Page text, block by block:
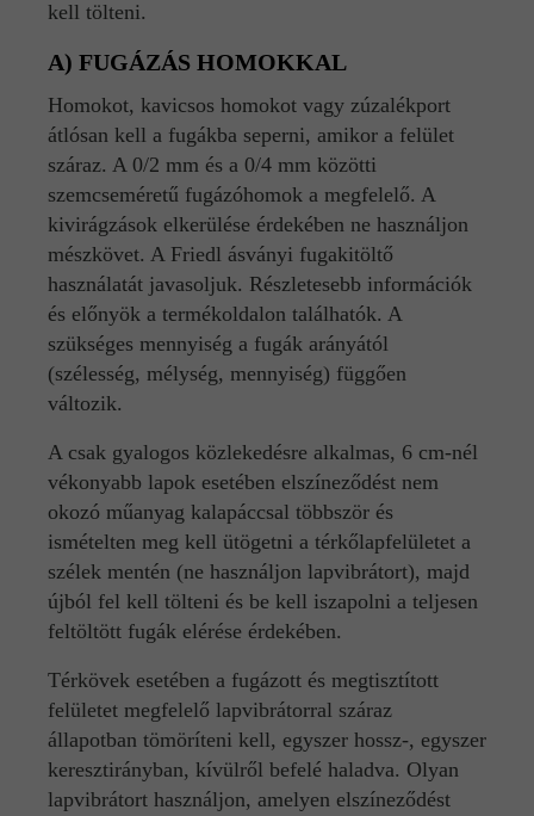
kell tölteni.
A) FUGÁZÁS HOMOKKAL
Homokot, kavicsos homokot vagy zúzalékport
átlósan kell a fugákba seperni, amikor a felület
száraz. A 0/2 mm és a 0/4 mm közötti
szemcseméretű fugázóhomok a megfelelő. A
kivirágzások elkerülése érdekében ne használjon
mészkövet. A Friedl ásványi fugakitöltő
használatát javasoljuk. Részletesebb információk
és előnyök a termékoldalon találhatók. A
szükséges mennyiség a fugák arányától
(szélesség, mélység, mennyiség) függően
változik.
A csak gyalogos közlekedésre alkalmas, 6 cm-nél
vékonyabb lapok esetében elszíneződést nem
okozó műanyag kalapáccsal többször és
ismételten meg kell ütögetni a térkőlapfelületet a
szélek mentén (ne használjon lapvibrátort), majd
újból fel kell tölteni és be kell iszapolni a teljesen
feltöltött fugák elérése érdekében.
Térkövek esetében a fugázott és megtisztított
felületet megfelelő lapvibrátorral száraz
állapotban tömöríteni kell, egyszer hossz-, egyszer
keresztirányban, kívülről befelé haladva. Olyan
lapvibrátort használjon, amelyen elszíneződést